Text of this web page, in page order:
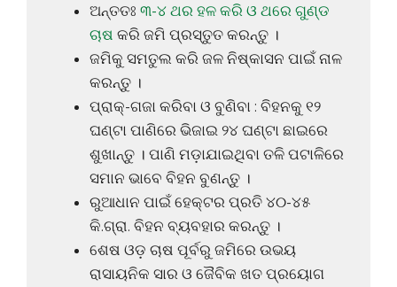
ଅନ୍ତତଃ ୩-୪ ଥର ହଳ କରି ଓ ଥରେ ଗୁଣ୍ଡ
ଚାଷ କରି ଜମି ପ୍ରସ୍ତୁତ କରନ୍ତୁ ।
ଜମିକୁ ସମତୁଲ କରି ଜଳ ନିଷ୍କାସନ ପାଇଁ ନାଳ
କରନ୍ତୁ ।
ପ୍ରାକ୍-ଗଜା କରିବା ଓ ବୁଣିବା : ବିହନକୁ ୧୨
ଘଣ୍ଟା ପାଣିରେ ଭିଜାଇ ୨୪ ଘଣ୍ଟା ଛାଇରେ
ଶୁଖାନ୍ତୁ । ପାଣି ମଡ଼ାଯାଇଥିବା ତଳି ପଟାଳିରେ
ସମାନ ଭାବେ ବିହନ ବୁଣନ୍ତୁ ।
ରୁଆଧାନ ପାଇଁ ହେକ୍ଟର ପ୍ରତି ୪୦-୪୫
କି.ଗ୍ରା. ବିହନ ବ୍ୟବହାର କରନ୍ତୁ ।
ଶେଷ ଓଡ଼ ଚାଷ ପୂର୍ବରୁ ଜମିରେ ଉଭୟ
ରାସାୟନିକ ସାର ଓ ଜୈବିକ ଖତ ପ୍ରୟୋଗ